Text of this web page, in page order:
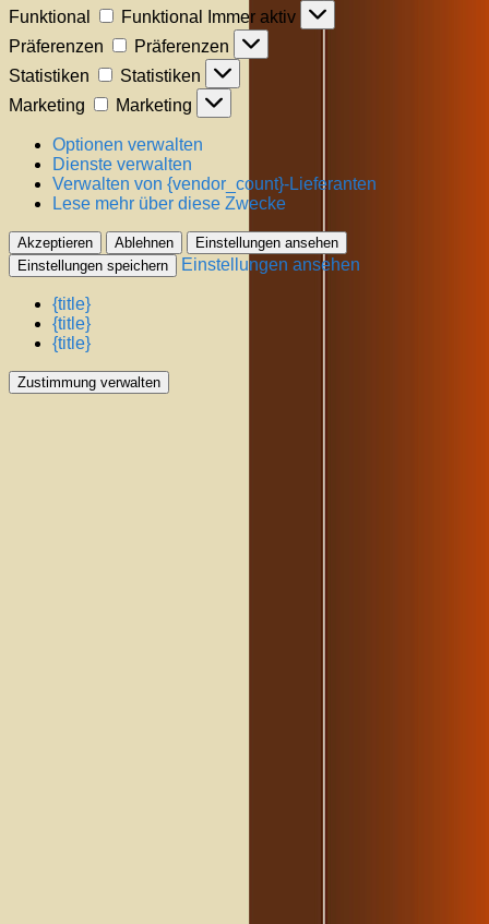
Funktional
Funktional
Immer aktiv
Präferenzen
Präferenzen
Statistiken
Statistiken
Marketing
Marketing
Optionen verwalten
Dienste verwalten
Verwalten von {vendor_count}-Lieferanten
Lese mehr über diese Zwecke
Akzeptieren Ablehnen
Einstellungen ansehen
Einstellungen speichern
Einstellungen ansehen
{title}
{title}
{title}
Zustimmung verwalten